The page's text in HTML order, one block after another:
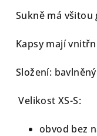
Sukně má
Kapsy mají
Složení:
Velikost XS-S:
obvod bez